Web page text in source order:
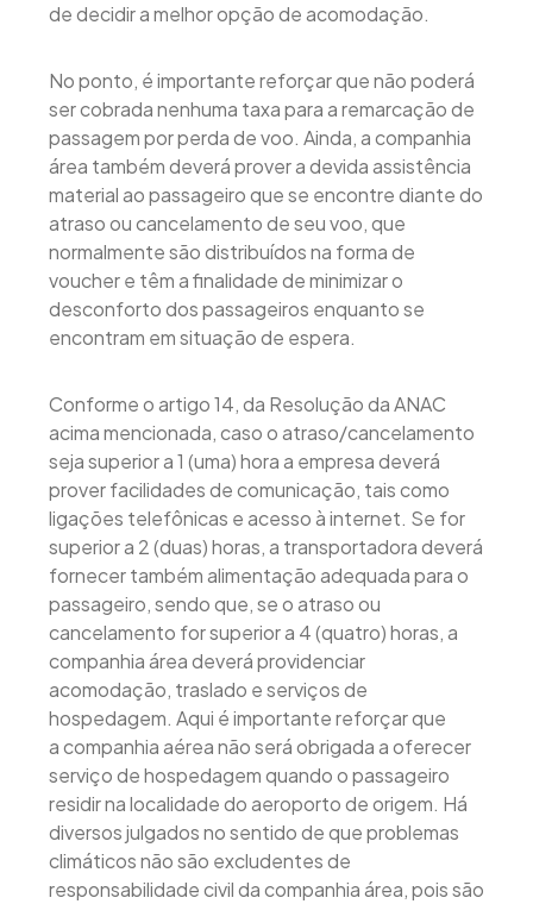
de decidir a melhor opção de acomodação.
No ponto, é importante reforçar que não poderá
ser cobrada nenhuma taxa para a remarcação de
passagem por perda de voo. Ainda, a companhia
área também deverá prover a devida assistência
material ao passageiro que se encontre diante do
atraso ou cancelamento de seu voo, que
normalmente são distribuídos na forma de
voucher e têm a finalidade de minimizar o
desconforto dos passageiros enquanto se
encontram em situação de espera.
Conforme o artigo 14, da Resolução da ANAC
acima mencionada, caso o atraso/cancelamento
seja superior a 1 (uma) hora a empresa deverá
prover facilidades de comunicação, tais como
ligações telefônicas e acesso à internet. Se for
superior a 2 (duas) horas, a transportadora deverá
fornecer também alimentação adequada para o
passageiro, sendo que, se o atraso ou
cancelamento for superior a 4 (quatro) horas, a
companhia área deverá providenciar
acomodação, traslado e serviços de
hospedagem. Aqui é importante reforçar que
a companhia aérea não será obrigada a oferecer
serviço de hospedagem quando o passageiro
residir na localidade do aeroporto de origem. Há
diversos julgados no sentido de que problemas
climáticos não são excludentes de
responsabilidade civil da companhia área, pois são